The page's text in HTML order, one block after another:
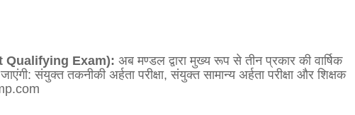
Qualifying Exam): अब मण्डल द्वारा मुख्य रूप से तीन प्रकार की वार्षिक
संयुक्त तकनीकी अर्हता परीक्षा, संयुक्त सामान्य अर्हता परीक्षा और शिक्षक